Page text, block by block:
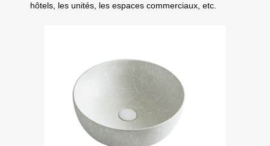
hôtels, les unités, les espaces commerciaux, etc.